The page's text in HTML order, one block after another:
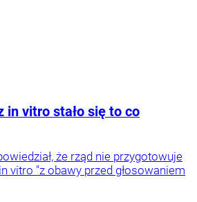
in vitro stało się to co
że rząd nie przygotowuje
vitro "z obawy przed głosowaniem